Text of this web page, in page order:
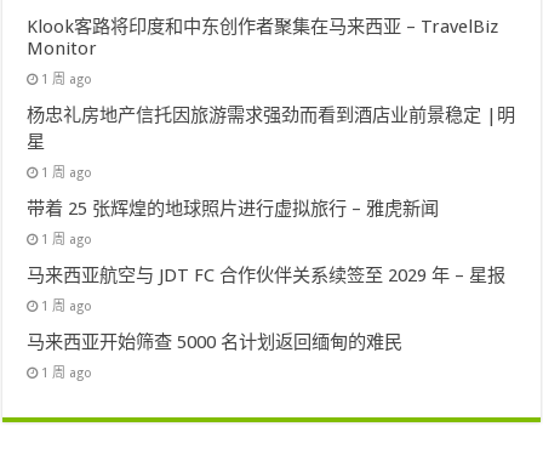
Klook客路将印度和中东创作者聚集在马来西亚 – TravelBiz
Monitor
1 周 ago
杨忠礼房地产信托因旅游需求强劲而看到酒店业前景稳定 |明
星
1 周 ago
带着 25 张辉煌的地球照片进行虚拟旅行 – 雅虎新闻
1 周 ago
马来西亚航空与 JDT FC 合作伙伴关系续签至 2029 年 – 星报
1 周 ago
马来西亚开始筛查 5000 名计划返回缅甸的难民
1 周 ago